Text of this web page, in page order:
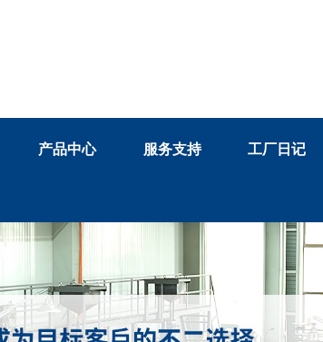
产品中心 服务支持 工厂日记